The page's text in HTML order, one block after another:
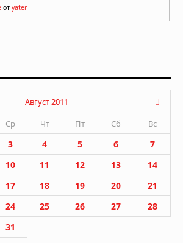
от yater
Август 2011
Ср Чт Пт Сб Вс
3 4 5 6
7
10 11 12 13
14
17 18 19 20
21
24 25 26 27
28
31